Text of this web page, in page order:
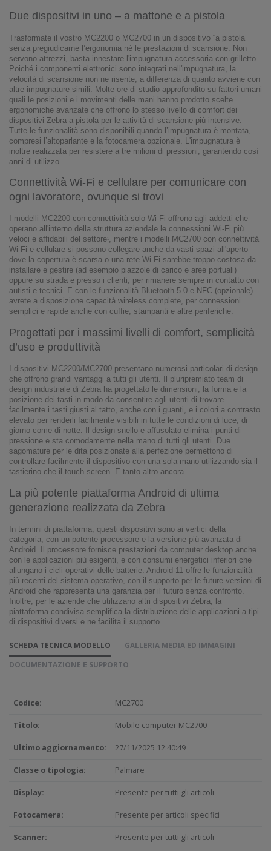
Due dispositivi in uno – a mattone e a pistola
Trasformate il vostro MC2200 o MC2700 in un dispositivo “a pistola”
senza pregiudicarne l’ergonomia né le prestazioni di scansione. Non
servono attrezzi, basta innestare l'impugnatura accessoria con grilletto.
Poiché i componenti elettronici sono integrati nell'impugnatura, la
velocità di scansione non ne risente, a differenza di quanto avviene con
altre impugnature simili. Molte ore di studio approfondito su fattori umani
quali le posizioni e i movimenti delle mani hanno prodotto scelte
ergonomiche avanzate che offrono lo stesso livello di comfort dei
dispositivi Zebra a pistola per le attività di scansione più intensive.
Tutte le funzionalità sono disponibili quando l’impugnatura è montata,
compresi l’altoparlante e la fotocamera opzionale. L'impugnatura è
inoltre realizzata per resistere a tre milioni di pressioni, garantendo così
anni di utilizzo.
Connettività Wi-Fi e cellulare per comunicare con
ogni lavoratore, ovunque si trovi
I modelli MC2200 con connettività solo Wi-Fi offrono agli addetti che
operano all'interno della struttura aziendale le connessioni Wi-Fi più
veloci e affidabili del settore1 , mentre i modelli MC2700 con connettività
Wi-Fi e cellulare si possono collegare anche da vasti spazi all'aperto
dove la copertura è scarsa o una rete Wi-Fi sarebbe troppo costosa da
installare e gestire (ad esempio piazzole di carico e aree portuali)
oppure su strada e presso i clienti, per rimanere sempre in contatto con
autisti e tecnici. E con le funzionalità Bluetooth 5.0 e NFC (opzionale)
avrete a disposizione capacità wireless complete, per connessioni
semplici e rapide anche con cuffie, stampanti e altre periferiche.
Progettati per i massimi livelli di comfort, semplicità
d’uso e produttività
I dispositivi MC2200/MC2700 presentano numerosi particolari di design
che offrono grandi vantaggi a tutti gli utenti. Il pluripremiato team di
design industriale di Zebra ha progettato le dimensioni, la forma e la
posizione dei tasti in modo da consentire agli utenti di trovare
facilmente i tasti giusti al tatto, anche con i guanti, e i colori a contrasto
elevato per renderli facilmente visibili in tutte le condizioni di luce, di
giorno come di notte. Il design snello e affusolato elimina i punti di
pressione e sta comodamente nella mano di tutti gli utenti. Due
sagomature per le dita posizionate alla perfezione permettono di
controllare facilmente il dispositivo con una sola mano utilizzando sia il
tastierino che il touch screen. E tanto altro ancora.
La più potente piattaforma Android di ultima
generazione realizzata da Zebra
In termini di piattaforma, questi dispositivi sono ai vertici della
categoria, con un potente processore e la versione più avanzata di
Android. Il processore fornisce prestazioni da computer desktop anche
con le applicazioni più esigenti, e con consumi energetici inferiori che
allungano i cicli operativi delle batterie. Android 11 offre le funzionalità
più recenti del sistema operativo, con il supporto per le future versioni di
Android che rappresenta una garanzia per il futuro senza confronto.
Inoltre, per le aziende che utilizzano altri dispositivi Zebra, la
piattaforma condivisa semplifica la distribuzione delle applicazioni a tipi
di dispositivi diversi e ne facilita il supporto.
SCHEDA TECNICA MODELLO
GALLERIA MEDIA ED IMMAGINI
DOCUMENTAZIONE E SUPPORTO
Codice: MC2700
Titolo: Mobile computer MC2700
Ultimo aggiornamento: 27/11/2025 12:40:49
Classe o tipologia: Palmare
Display: Presente per tutti gli articoli
Fotocamera: Presente per articoli specifici
Scanner: Presente per tutti gli articoli